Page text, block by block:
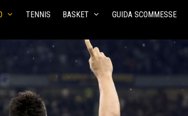
TENNIS BASKET GUIDA SCOMMESSE